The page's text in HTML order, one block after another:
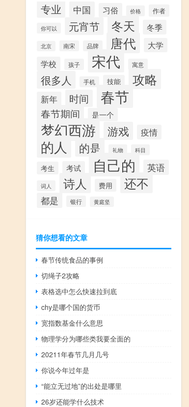
专业 中国 习俗 价格 作者
你可以 元宵节 冬天 冬季
北京 南宋 品牌 唐代
大学
学校
孩子 宋代 寓意
很多人 手机 技能 攻略
新年 时间 春节
春节期间 是一个
梦幻西游 游戏 疫情
的人 的是 礼物 科目
考生 考试 自己的 英语
词人 诗人 费用 还不
都是 银行 黄庭坚
猜你想看的文章
春节传统食品的事例
切绳子2攻略
表格选中怎么快速拉到底
chy是哪个国的货币
宽指数基金什么意思
物理学分为哪些类我要全面的
20211年春节几月几号
你说今年过年是
“能立无过地”的出处是哪里
26岁还能学什么技术